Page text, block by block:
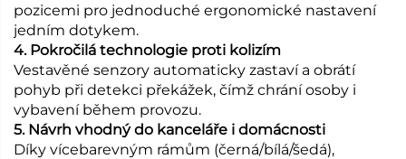
pozicemi pro jednoduché ergonomické nastavení
jedním dotykem.
4. Pokročilá technologie proti kolizím
Vestavěné senzory automaticky zastaví a obrátí
pohyb při detekci překážek, čímž chrání osoby i
vybavení během provozu.
5. Návrh vhodný do kanceláře i domácnosti
Díky vícebarevným rámům (černá/bílá/šedá),